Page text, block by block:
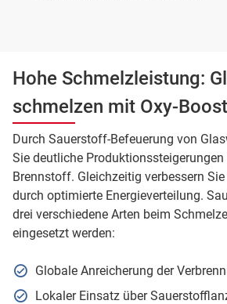
Hohe Schmelzleistung:
schmelzen mit Oxy-
Durch Sauerstoff-Befeuerung von
Sie deutliche Produktionssteigerungen
Brennstoff. Gleichzeitig verbessern
durch optimierte Energieverteilung.
drei verschiedene Arten beim
eingesetzt werden:
Globale Anreicherung der
Lokaler Einsatz über